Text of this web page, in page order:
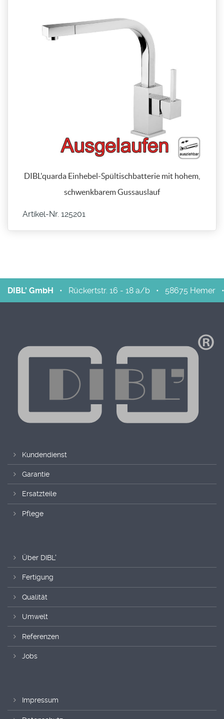
DIBL'quarda Einhebel-Spültischbatterie mit hohem,
schwenkbarem Gussauslauf
Artikel-Nr. 125201
DIBL' GmbH • Rückertstr. 16 - 18 a/b • 58675 Hemer
Kundendienst
Garantie
Ersatzteile
Pflege
Über DIBL'
Fertigung
Qualität
Umwelt
Referenzen
Jobs
Impressum